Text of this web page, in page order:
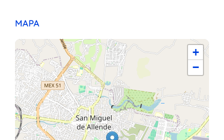
MAPA
+
−